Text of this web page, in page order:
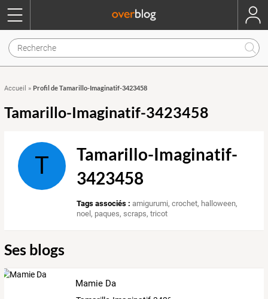
Accueil » Profil de Tamarillo-Imaginatif-3423458
Tamarillo-Imaginatif-3423458
T
Tamarillo-Imaginatif-
3423458
Tags associés : amigurumi,crochet, halloween,
noel, paques,scraps,tricot
Ses blogs
Mamie Da